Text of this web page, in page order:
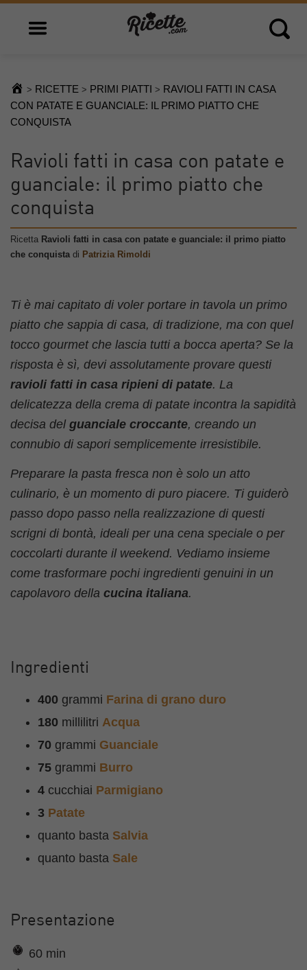
Open main menu Open
> RICETTE > PRIMI PIATTI > RAVIOLI FATTI IN CASA
CON PATATE E GUANCIALE: IL PRIMO PIATTO CHE
CONQUISTA
Ravioli fatti in casa con patate e
guanciale: il primo piatto che
conquista
Ricetta Ravioli fatti in casa con patate e guanciale: il primo piatto
che conquista di Patrizia Rimoldi
Ti è mai capitato di voler portare in tavola un primo
piatto che sappia di casa, di tradizione, ma con quel
tocco gourmet che lascia tutti a bocca aperta? Se la
risposta è sì, devi assolutamente provare questi
ravioli fatti in casa ripieni di patate. La
delicatezza della crema di patate incontra la sapidità
decisa del guanciale croccante, creando un
connubio di sapori semplicemente irresistibile.
Preparare la pasta fresca non è solo un atto
culinario, è un momento di puro piacere. Ti guiderò
passo dopo passo nella realizzazione di questi
scrigni di bontà, ideali per una cena speciale o per
coccolarti durante il weekend. Vediamo insieme
come trasformare pochi ingredienti genuini in un
capolavoro della cucina italiana.
Ingredienti
400 grammi Farina di grano duro
180 millilitri Acqua
70 grammi Guanciale
75 grammi Burro
4 cucchiai Parmigiano
3 Patate
quanto basta Salvia
quanto basta Sale
Presentazione
60 min